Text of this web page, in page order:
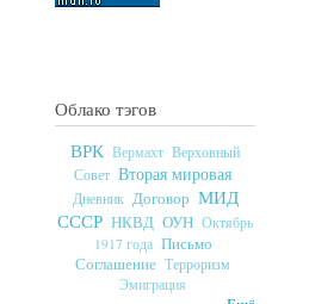
Облако тэгов
ВРК Вермахт Верховный
Совет Вторая мировая
Дневник Договор МИД
СССР НКВД ОУН Октябрь
1917 года Письмо
Соглашение Терроризм
Эмиграция